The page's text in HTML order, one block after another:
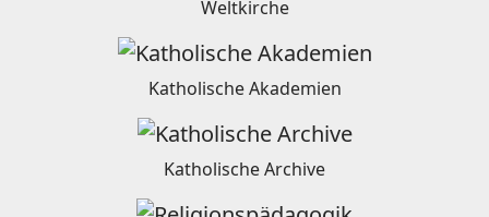
Weltkirche
Katholische Akademien
Katholische Archive